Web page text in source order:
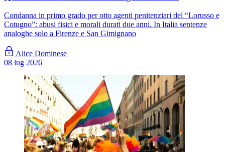
Condanna in primo grado per otto agenti penitenziari del “Lorusso e
Cotugno”: abusi fisici e morali durati due anni. In Italia sentenze
analoghe solo a Firenze e San Gimignano
Alice Dominese
08 lug 2026